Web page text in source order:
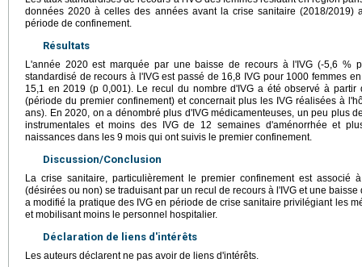
données 2020 à celles des années avant la crise sanitaire (2018/2019)
période de confinement.
Résultats
L'année 2020 est marquée par une baisse de recours à l'IVG (-5,6 %
standardisé de recours à l'IVG est passé de 16,8 IVG pour 1000 femmes
15,1 en 2019 (p 0,001). Le recul du nombre d'IVG a été observé à partir
(période du premier confinement) et concernait plus les IVG réalisées à
ans). En 2020, on a dénombré plus d'IVG médicamenteuses, un peu plus
instrumentales et moins des IVG de 12 semaines d'aménorrhée et
naissances dans les 9 mois qui ont suivis le premier confinement.
Discussion/Conclusion
La crise sanitaire, particulièrement le premier confinement est associé
(désirées ou non) se traduisant par un recul de recours à l'IVG et une
a modifié la pratique des IVG en période de crise sanitaire privilégiant les
et mobilisant moins le personnel hospitalier.
Déclaration de liens d'intérêts
Les auteurs déclarent ne pas avoir de liens d'intérêts.